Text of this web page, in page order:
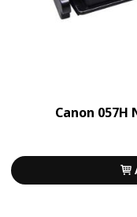
Canon 057H